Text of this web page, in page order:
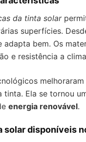
da tinta solar
superfícies.
adapta bem. Os
e resistência a
tinta. Ela se tornou
energia renovável.
solar disponíveis